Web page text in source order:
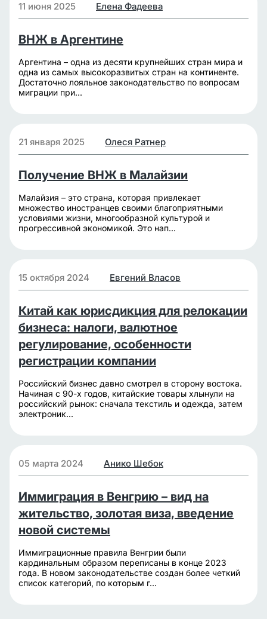
11 июня 2025 Елена Фадеева
ВНЖ в Аргентине
Аргентина – одна из десяти крупнейших стран мира и
одна из самых высокоразвитых стран на континенте.
Достаточно лояльное законодательство по вопросам
миграции при...
21 января 2025 Олеся Ратнер
Получение ВНЖ в Малайзии
Малайзия – это страна, которая привлекает
множество иностранцев своими благоприятными
условиями жизни, многообразной культурой и
прогрессивной экономикой. Это нап...
15 октября 2024 Евгений Власов
Китай как юрисдикция для релокации
бизнеса: налоги, валютное
регулирование, особенности
регистрации компании
Российский бизнес давно смотрел в сторону востока.
Начиная с 90-х годов, китайские товары хлынули на
российский рынок: сначала текстиль и одежда, затем
электроник...
05 марта 2024 Анико Шебок
Иммиграция в Венгрию – вид на
жительство, золотая виза, введение
новой системы
Иммиграционные правила Венгрии были
кардинальным образом переписаны в конце 2023
года. В новом законодательстве создан более четкий
список категорий, по которым г...